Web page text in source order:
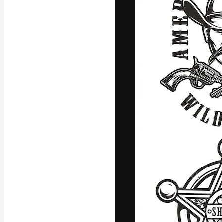
La piattaforma
migliori lavori.
creativi,
Italiano
Copyright ©